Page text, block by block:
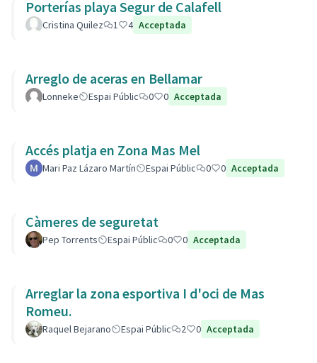
Porterías playa Segur de Calafell
Cristina Quilez 1 4 Acceptada
Arreglo de aceras en Bellamar
Lonneke Espai Públic 0 0 Acceptada
Accés platja en Zona Mas Mel
Mari Paz Lázaro Martín Espai Públic 0 0 Acceptada
Càmeres de seguretat
Pep Torrents Espai Públic 0 0 Acceptada
Arreglar la zona esportiva I d'oci de Mas
Romeu.
Raquel Bejarano Espai Públic 2 0 Acceptada